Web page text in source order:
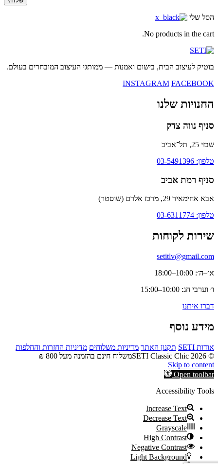
הסל שלי
No products in the cart.
בוטיק לעיצוב הבית, בישום ואמנות — ממותגי העיצוב המובחרים בעולם.
INSTAGRAM FACEBOOK
החנויות שלנו
סניף נווה צדק
שבזי 25, תל־אביב
טלפון: 03-5491396
סניף רמת אביב
אבא אחימאיר 29, מרכז אלרם (שוסטר)
טלפון: 03-6311774
שירות לקוחות
setitlv@gmail.com
א׳–ה׳: 10:00–18:00
ו׳ וערבי חג: 10:00–15:00
דברו איתנו
מידע נוסף
אודות SETI תקנון האתר מדיניות משלוחים מדיניות החזרות והחלפות
© 2026 SETI Classic Chic
משלוח חינם בהזמנה מעל 800 ₪
Skip to content
Open toolbar
Accessibility Tools
Increase Text
Decrease Text
Grayscale
High Contrast
Negative Contrast
Light Background